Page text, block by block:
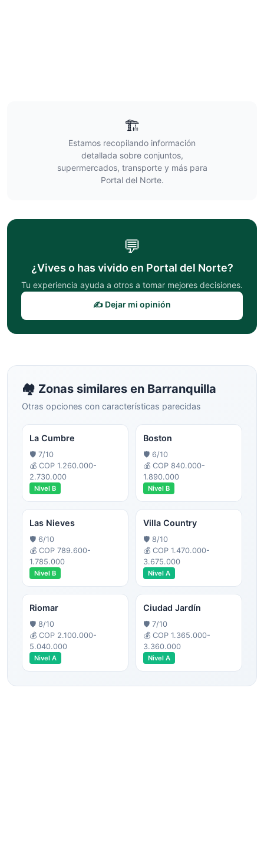
🏗️
Estamos recopilando información
detallada sobre conjuntos,
supermercados, transporte y más para
Portal del Norte.
💬
¿Vives o has vivido en Portal del Norte?
Tu experiencia ayuda a otros a tomar mejores decisiones.
✍️ Dejar mi opinión
🏘️ Zonas similares en Barranquilla
Otras opciones con características parecidas
La Cumbre
🛡️ 7/10
💰 COP 1.260.000-
2.730.000
Nivel B
Boston
🛡️ 6/10
💰 COP 840.000-
1.890.000
Nivel B
Las Nieves
🛡️ 6/10
💰 COP 789.600-
1.785.000
Nivel B
Villa Country
🛡️ 8/10
💰 COP 1.470.000-
3.675.000
Nivel A
Riomar
🛡️ 8/10
💰 COP 2.100.000-
5.040.000
Nivel A
Ciudad Jardín
🛡️ 7/10
💰 COP 1.365.000-
3.360.000
Nivel A